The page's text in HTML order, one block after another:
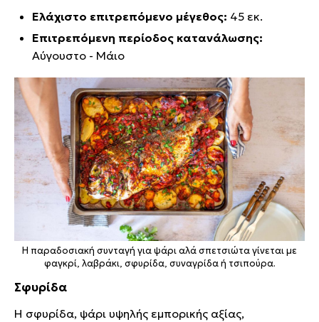
Ελάχιστο επιτρεπόμενο μέγεθος: 45 εκ.
Επιτρεπόμενη περίοδος κατανάλωσης:
Αύγουστο - Μάιο
Η παραδοσιακή συνταγή για ψάρι αλά σπετσιώτα γίνεται με
φαγκρί, λαβράκι, σφυρίδα, συναγρίδα ή τσιπούρα.
Σφυρίδα
Η σφυρίδα, ψάρι υψηλής εμπορικής αξίας,